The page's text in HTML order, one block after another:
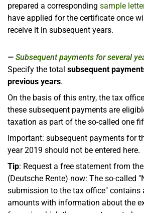
prepared a corresponding sample
have applied for the certificate once
receive it in subsequent years.
Subsequent payments for several
Specify the total subsequent
previous years.
On the basis of this entry, the tax
these subsequent payments are
taxation as part of the so-called one
Important: subsequent payments for
year 2019 should not be entered here.
Tip: Request a free statement from
(Deutsche Rente) now: The so-called
submission to the tax office" contains
amounts with information about the